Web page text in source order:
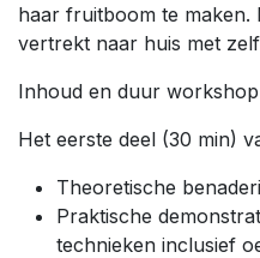
haar fruitboom te maken.
vertrekt naar huis met
Inhoud en duur workshop
Het eerste deel (30 min)
Theoretische
Praktische
technieken inclusief